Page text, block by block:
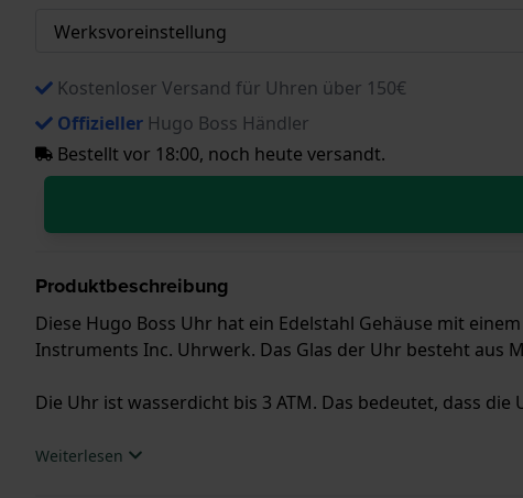
Kostenloser Versand für Uhren über 150€
Offizieller Hugo Boss Händler
Bestellt vor 18:00, noch heute versandt.
Produktbeschreibung
Diese Hugo Boss Uhr hat ein Edelstahl Gehäuse mit
Instruments Inc. Uhrwerk. Das Glas der Uhr besteht aus
Die Uhr ist wasserdicht bis 3 ATM. Das bedeutet, dass
.Weiterlesen